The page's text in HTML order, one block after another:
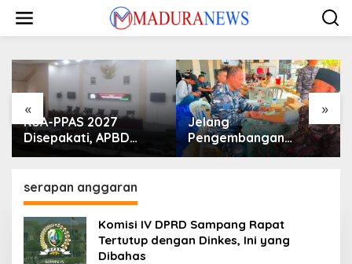
konten
« »
KUA-PPAS 2027
Disepakati, APBD
Sampang Defisit Rp
Jelang
Pengembangan
Lapangan Hidayah,
serapan anggaran
Komisi IV DPRD Sampang Rapat
Tertutup dengan Dinkes, Ini yang
Dibahas